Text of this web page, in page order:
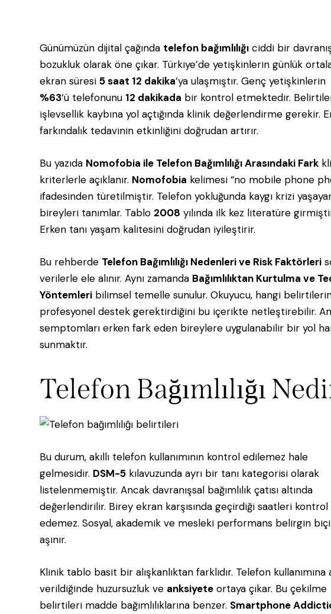
Günümüzün dijital çağında telefon bağımlılığı ciddi bir
bozukluk olarak öne çıkar. Türkiye’de yetişkinlerin günlük
ekran süresi5 saat 12 dakika‘ya ulaşmıştır. Genç yetişkinlerin
%63‘ü telefonunu 12 dakikada bir kontrol etmektedir.
işlevsellik kaybına yol açtığında klinik değerlendirme gerekir.
farkındalık tedavinin etkinliğini doğrudan artırır.
Bu yazıda Nomofobia ile Telefon Bağımlılığı Arasındaki Fark
kriterlerle açıklanır. Nomofobia kelimesi “no mobile phone
ifadesinden türetilmiştir. Telefon yokluğunda kaygı krizi
bireyleri tanımlar. Tablo 2008 yılında ilk kez literatüre
Erken tanı yaşam kalitesini doğrudan iyileştirir.
Bu rehberde Telefon Bağımlılığı Nedenleri ve Risk Faktörleri
verilerle ele alınır. Aynı zamanda Bağımlılıktan Kurtulma ve
Yöntemleri bilimsel temelle sunulur. Okuyucu, hangi
profesyonel destek gerektirdiğini bu içerikte netleştirebilir.
semptomları erken fark eden bireylere uygulanabilir bir yol
sunmaktır.
Telefon Bağımlılığı
Bu durum, akıllı telefon kullanımının kontrol edilemez hale
gelmesidir. DSM-5 kılavuzunda ayrı bir tanı kategorisi olarak
listelenmemiştir. Ancak davranışsal bağımlılık çatısı altında
değerlendirilir. Birey ekran karşısında geçirdiği saatleri kontrol
edemez. Sosyal, akademik ve mesleki performans belirgin
aşınır.
Klinik tablo basit bir alışkanlıktan farklıdır. Telefon kullanımına
verildiğinde huzursuzluk ve anksiyete ortaya çıkar. Bu çekilme
belirtileri madde bağımlılıklarına benzer. Smartphone